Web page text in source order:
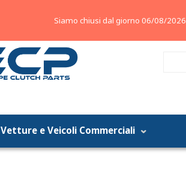
Vetture e Veicoli Commerciali
Siamo chiusi dal giorno 06/08/